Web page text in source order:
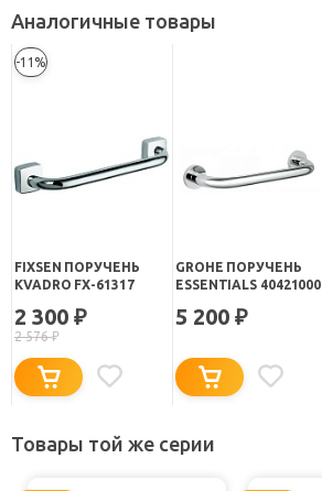
Аналогичные товары
-11%
FIXSEN ПОРУЧЕНЬ
KVADRO FX-61317
2 300 ₽
2 576₽
GROHE ПОРУЧЕНЬ
ESSENTIALS 40421000
5 200 ₽
Товары той же серии